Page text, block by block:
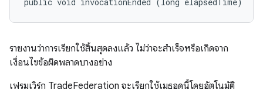
รายงานว่าการเรียกใช้สิ้นสุดลงแล้ว ไม่ว่าจะสำเร็จหรือเกิดจาก
เงื่อนไขข้อผิดพลาดบางอย่าง
เฟรมเวิร์ก TradeFederation จะเรียกใช้เมธอดนี้โดยอัตโนมัติ